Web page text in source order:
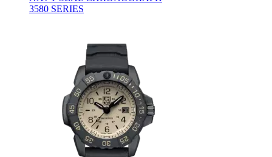
3580 SERIES